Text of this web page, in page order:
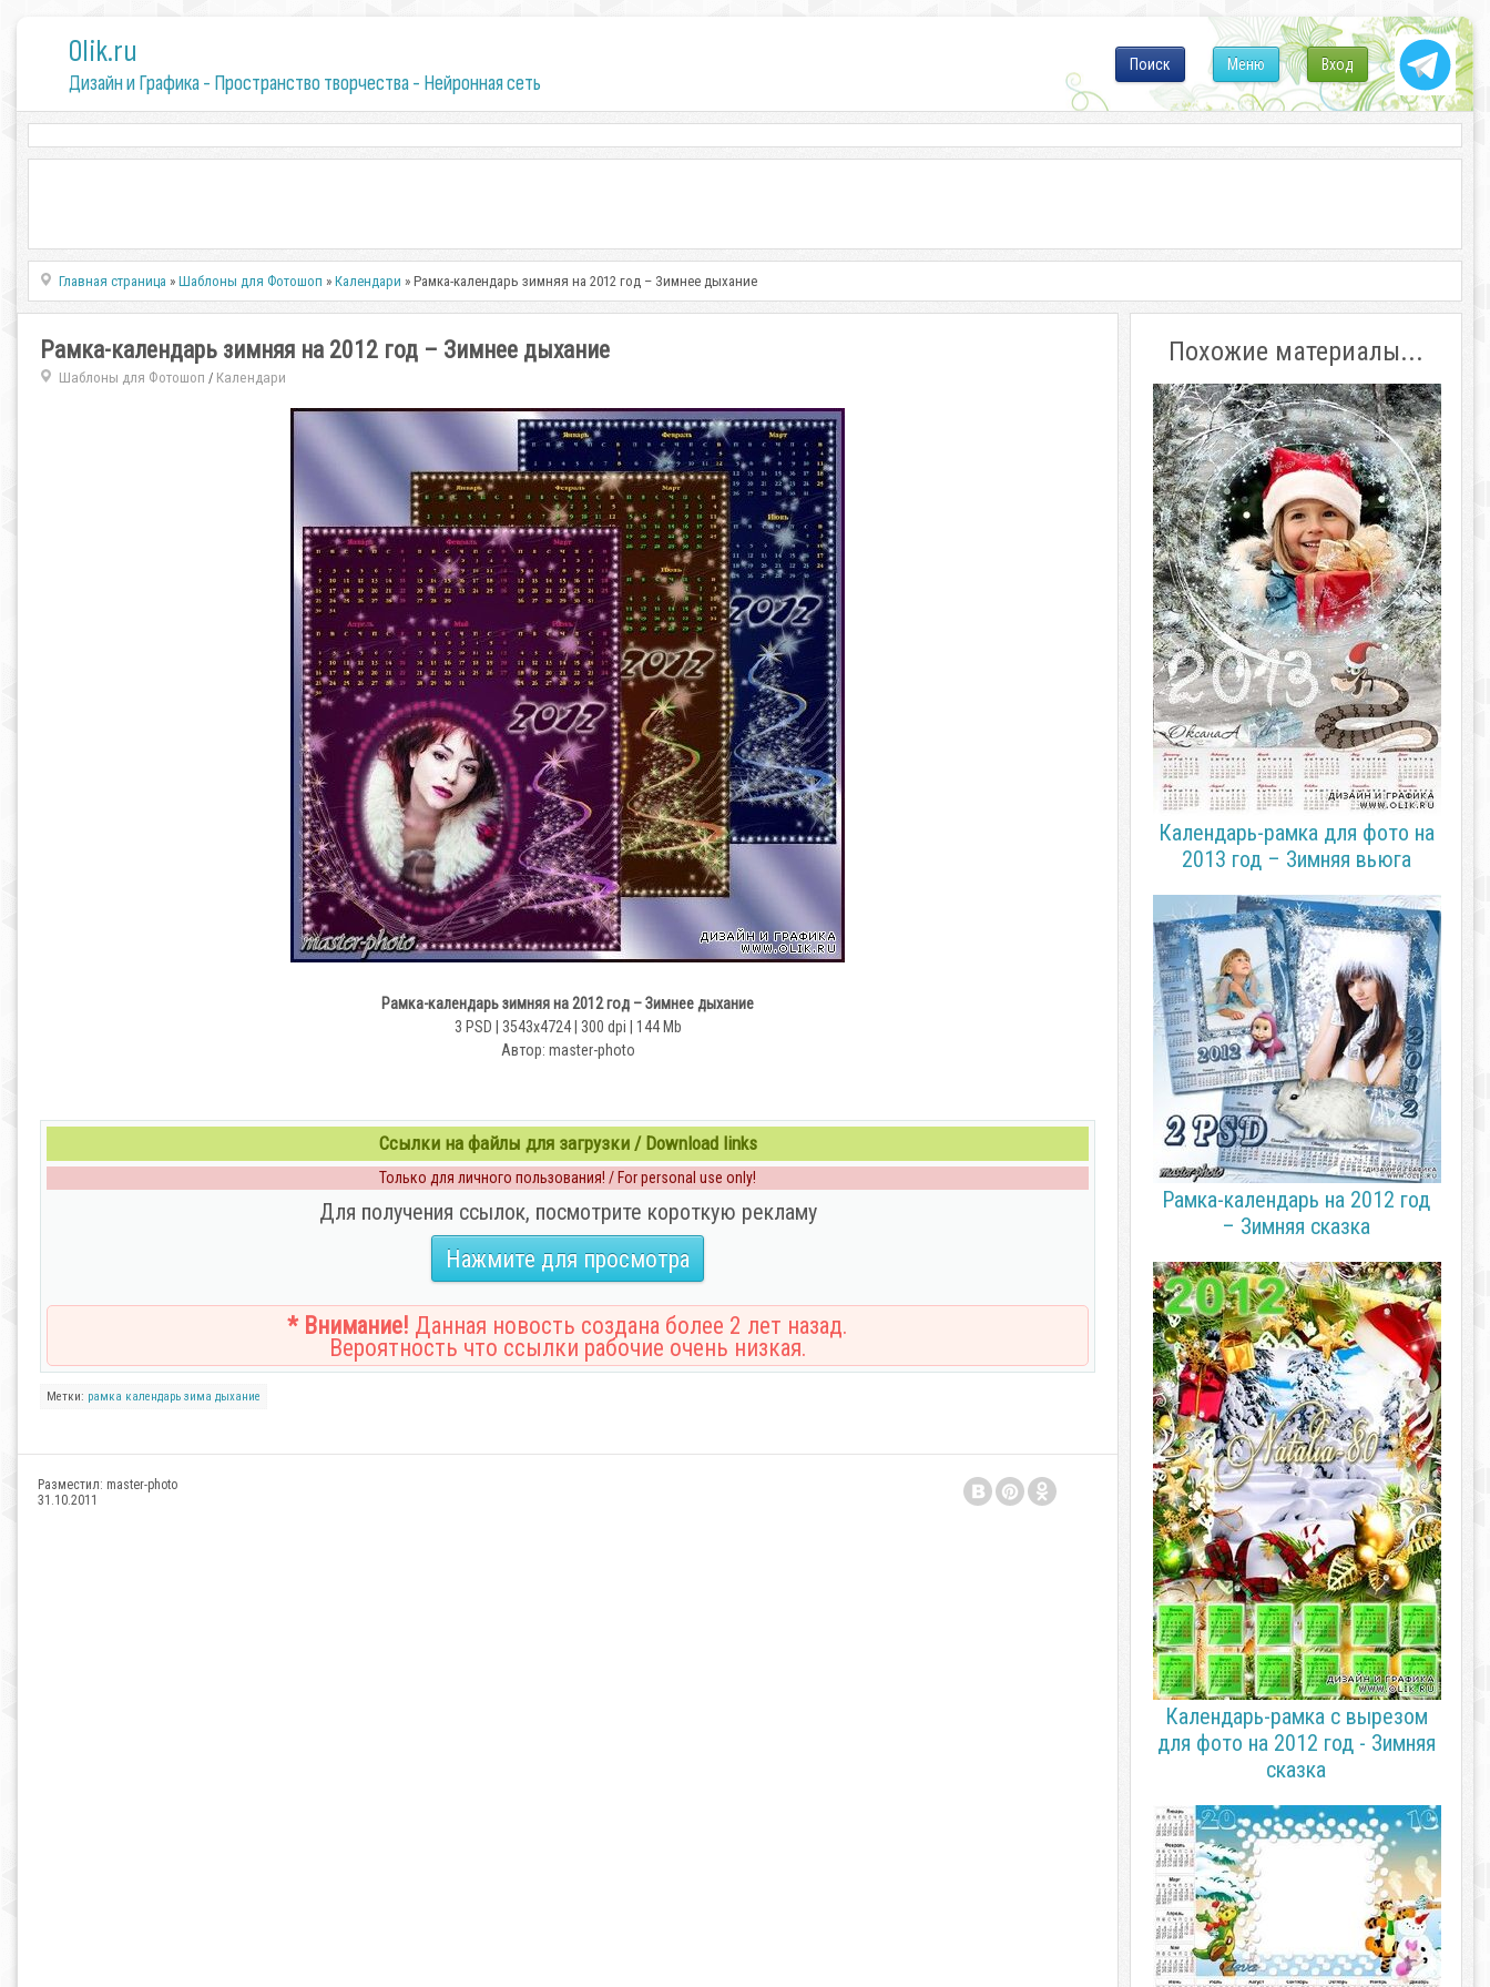
0lik.ru
Дизайн и Графика - Пространство творчества - Нейронная сеть
Вход
Меню
Поиск
Главная страница »Шаблоны для Фотошоп »Календари » Рамка-календарь зимняя на 2012 год – Зимнее дыхание
Рамка-календарь зимняя на 2012 год – Зимнее дыхание
Шаблоны для Фотошоп / Календари
Рамка-календарь зимняя на 2012 год – Зимнее дыхание
3 PSD | 3543x4724 | 300 dpi | 144 Mb
Автор: master-photo
Ссылки на файлы для загрузки / Download links
Только для личного пользования! / For personal use only!
Для получения ссылок, посмотрите короткую рекламу
Нажмите для просмотра
* Внимание! Данная новость создана более 2 лет назад.
Вероятность что ссылки рабочие очень низкая.
Метки: рамка календарь зима дыхание
Разместил: master-photo
31.10.2011
Похожие материалы...
Календарь-рамка для фото на
2013 год – Зимняя вьюга
Рамка-календарь на 2012 год
– Зимняя сказка
Календарь-рамка с вырезом
для фото на 2012 год - Зимняя
сказка